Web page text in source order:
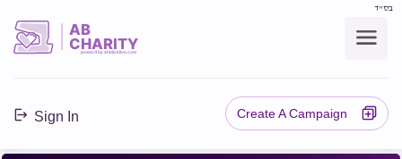
בס"ד
AB
CHARITY
powerd by ahblicklive.com
Sign In Create A Campaign